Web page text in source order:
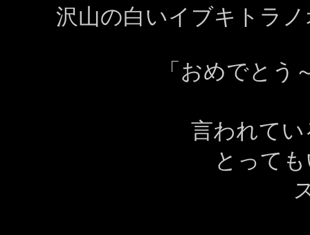
沢山の白いイブキトラ
「おめでと
言われて
とって